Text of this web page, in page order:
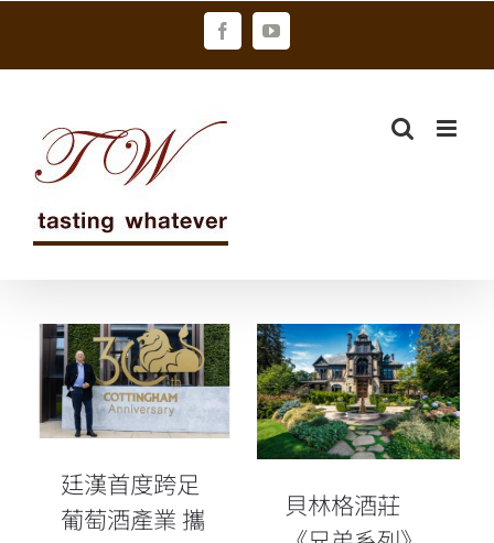
FacebookYouTube
廷漢首度跨足
葡萄酒產業 攜
手TWE富邑集
廷漢首度跨足
葡萄酒產業 攜
貝林格酒莊
《兄弟系列》
上市發表
貝林格酒莊